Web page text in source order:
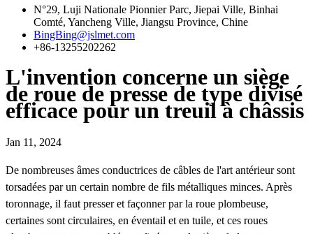
N°29, Luji Nationale Pionnier Parc, Jiepai Ville, Binhai
Comté, Yancheng Ville, Jiangsu Province, Chine
BingBing@jslmet.com
+86-13255202262
L'invention concerne un siège
de roue de presse de type divisé
efficace pour un treuil à châssis
Jan 11, 2024
De nombreuses âmes conductrices de câbles de l'art antérieur sont
torsadées par un certain nombre de fils métalliques minces. Après
toronnage, il faut presser et façonner par la roue plombeuse,
certaines sont circulaires, en éventail et en tuile, et ces roues